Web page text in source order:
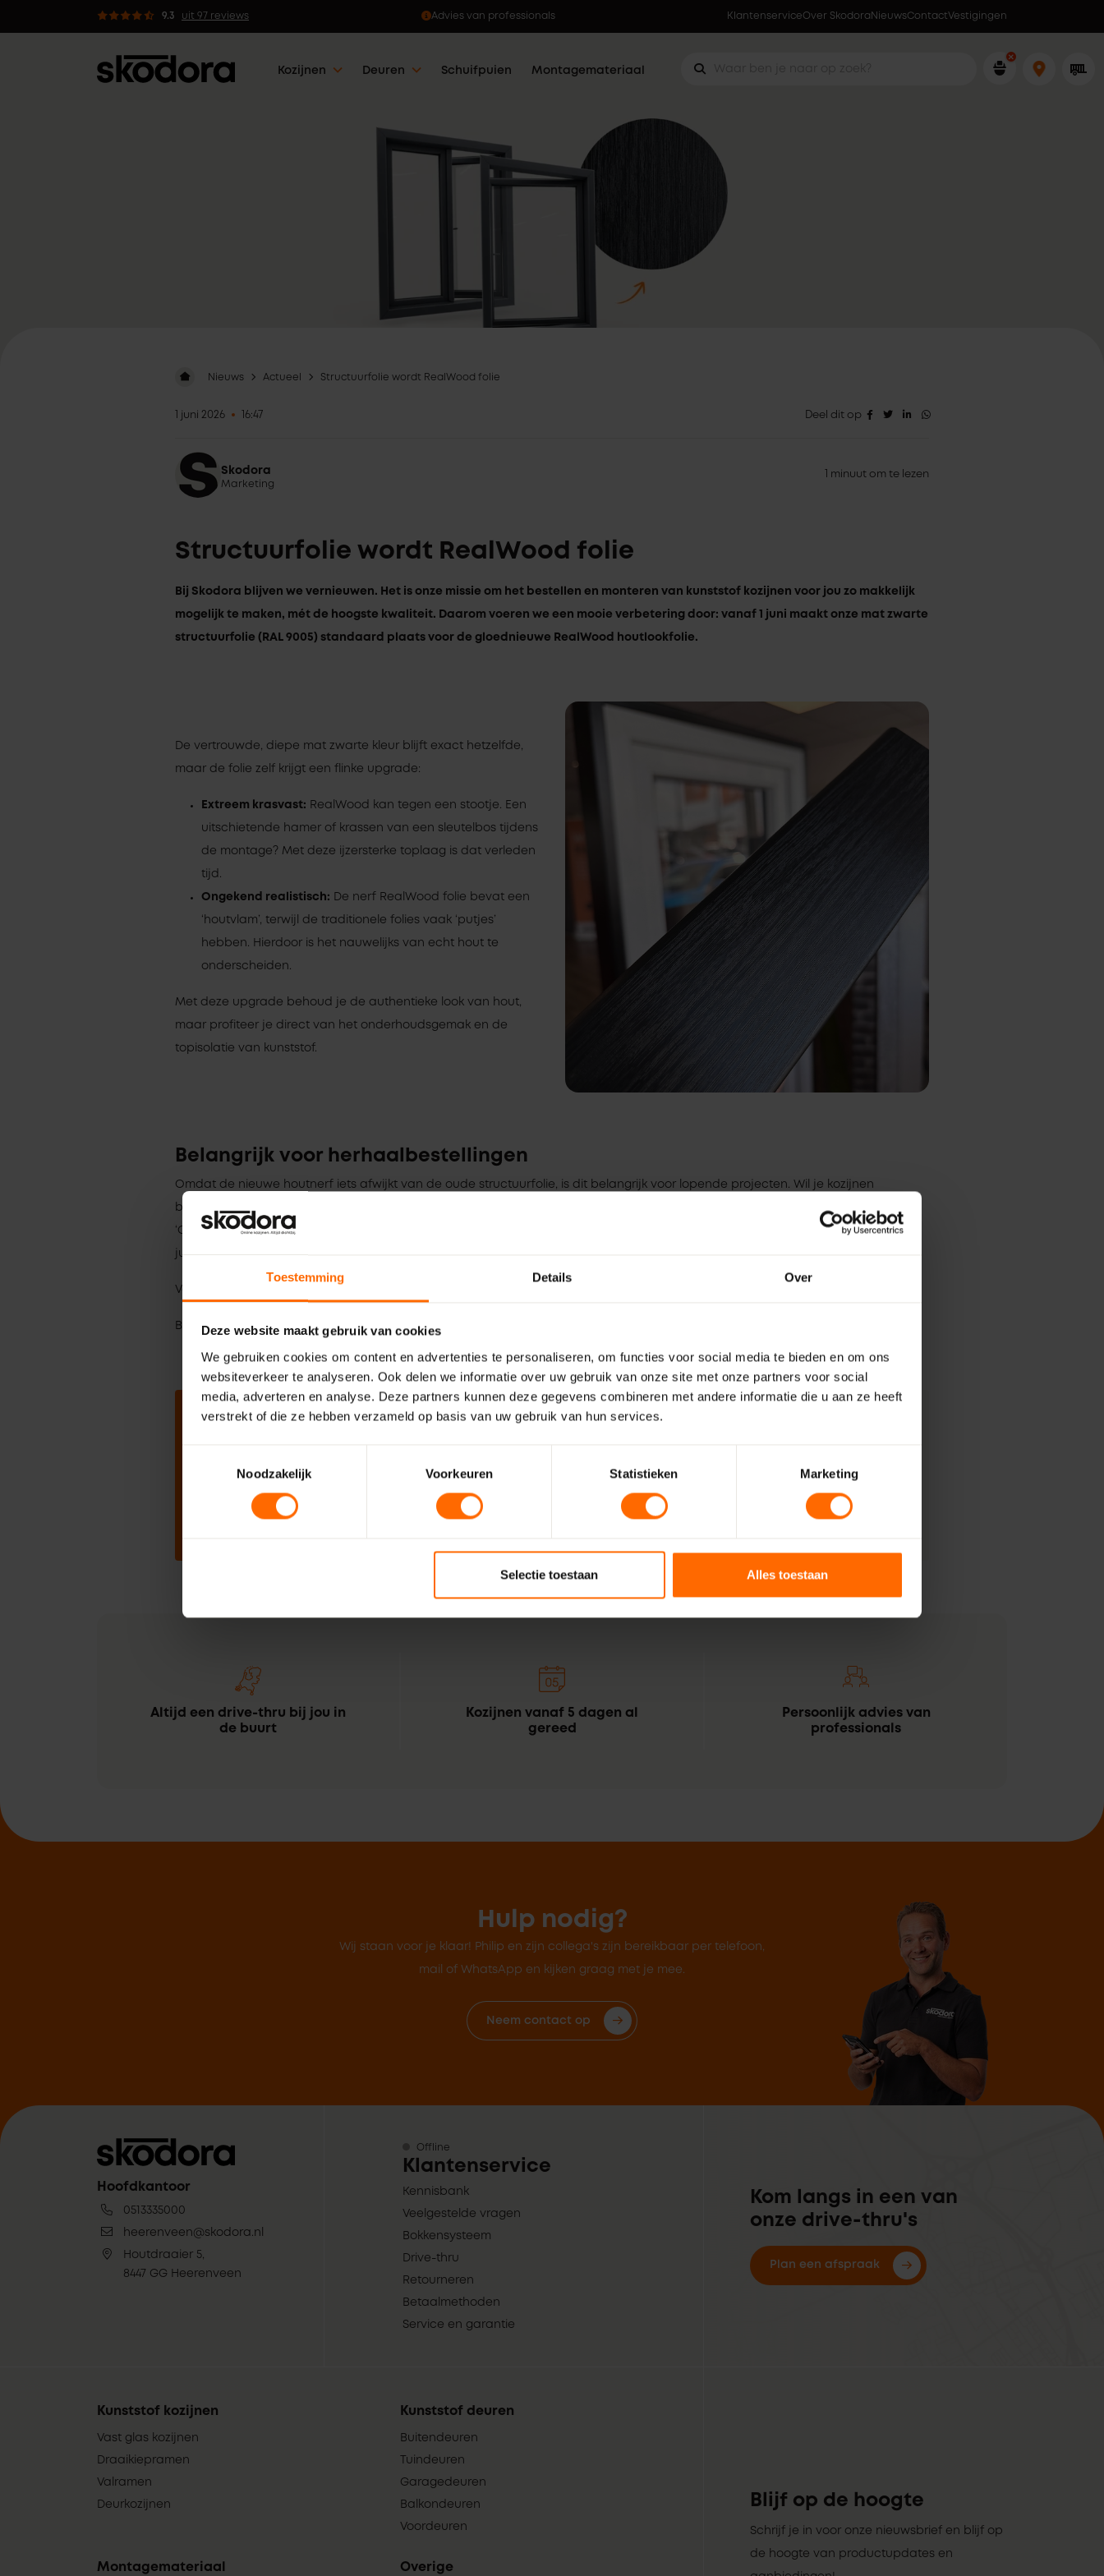
Toestemming Details Over
Deze website maakt gebruik van cookies
We gebruiken cookies om content en advertenties te personaliseren, om functies voor social media te bieden en om ons
websiteverkeer te analyseren. Ook delen we informatie over uw gebruik van onze site met onze partners voor social
media, adverteren en analyse. Deze partners kunnen deze gegevens combineren met andere informatie die u aan ze heeft
verstrekt of die ze hebben verzameld op basis van uw gebruik van hun services.
Noodzakelijk
Voorkeuren Statistieken Marketing
Selectie toestaan Alles toestaan
9.3 uit 97 reviews
met 5 werkdagen klaar Advies van professionals Ophalen wanneer jou dat uitkomt
KlantenserviceOver Skodora NieuwsContactVestigingen
Kozijnen Deuren Schuifpuien Montagemateriaal
Nieuws Actueel Structuurfolie wordt RealWood folie
1 juni 2026 16:47 Deel dit op
Skodora
Marketing
1 minuut om te lezen
Structuurfolie wordt RealWood folie
Bij Skodora blijven we vernieuwen. Het is onze missie om het bestellen en monteren van kunststof kozijnen voor jou zo makkelijk
mogelijk te maken, mét de hoogste kwaliteit. Daarom voeren we een mooie verbetering door: vanaf 1 juni maakt onze mat zwarte
structuurfolie (RAL 9005) standaard plaats voor de gloednieuwe RealWood houtlookfolie.
De vertrouwde, diepe mat zwarte kleur blijft exact hetzelfde,
maar de folie zelf krijgt een flinke upgrade:
Extreem krasvast: RealWood kan tegen een stootje. Een
uitschietende hamer of krassen van een sleutelbos tijdens
de montage? Met deze ijzersterke toplaag is dat verleden
tijd.
Ongekend realistisch: De nerf RealWood folie bevat een
‘houtvlam’, terwijl de traditionele folies vaak ‘putjes’
hebben. Hierdoor is het nauwelijks van echt hout te
onderscheiden.
Met deze upgrade behoud je de authentieke look van hout,
maar profiteer je direct van het onderhoudsgemak en de
topisolatie van kunststof.
Belangrijk voor herhaalbestellingen
Omdat de nieuwe houtnerf iets afwijkt van de oude structuurfolie, is dit belangrijk voor lopende projecten. Wil je kozijnen
bijbestellen die exact moeten matchen met een eerdere levering? Geen stress. Geef bij je bestelling in de check-out onder
‘Opmerkingen’ aan dat je de ‘oude structuurfolie’ wilt ontvangen. Dan regelen we dat gewoon voor je. Let op: dit kan uiterlijk tot 1
juli.
Voor alle nieuwe klussen profiteer je vanaf 1 juni automatisch van de superieure RealWood-kwaliteit.
Benieuwd? Stel direct online je kozijnen samen of kom langs bij een van onze vestigingen!
Stel samen
Altijd een drive-thru bij jou in
de buurt
Kozijnen vanaf 5 dagen al
gereed
Persoonlijk advies van
professionals
Hulp nodig?
Wij staan voor je klaar! Philip en zijn collega's zijn bereikbaar per telefoon,
mail of WhatsApp en kijken graag met je mee.
Neem contact op
Hoofdkantoor
0513335000
heerenveen@skodora.nl
Houtdraaier 5,
8447 GG Heerenveen
Offline
Klantenservice
Kennisbank
Veelgestelde vragen
Bokkensysteem
Drive-thru
Retourneren
Betaalmethoden
Service en garantie
Kunststof kozijnen
Vast glas kozijnen
Draaikiepramen
Valramen
Deurkozijnen
Kunststof deuren
Buitendeuren
Tuindeuren
Garagedeuren
Balkondeuren
Voordeuren
Montagemateriaal Overige
Kom langs in een van
onze drive-thru's
Plan een afspraak
Blijf op de hoogte
Schrijf je in voor onze nieuwsbrief en blijf op
de hoogte van productupdates en